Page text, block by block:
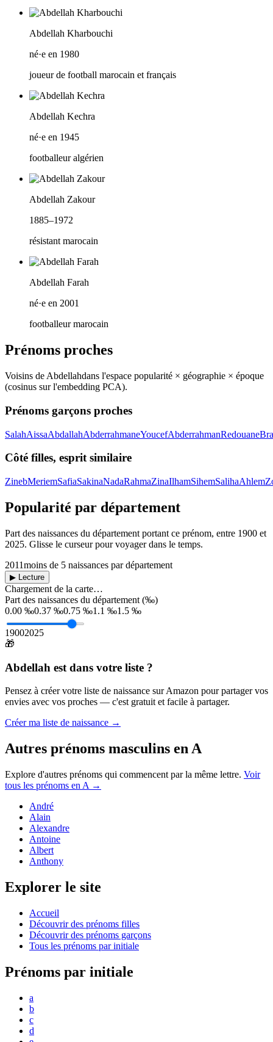
Abdellah Kharbouchi
né·e en 1980
joueur de football marocain et français
Abdellah Kechra
né·e en 1945
footballeur algérien
Abdellah Zakour
1885–1972
résistant marocain
Abdellah Farah
né·e en 2001
footballeur marocain
Prénoms proches
Voisins de Abdellahdans l'espace popularité × géographie × époque
(cosinus sur l'embedding PCA).
Prénoms garçons proches
SalahAissaAbdallahAbderrahmaneYoucefAbderrahmanRedouane
Côté filles, esprit similaire
ZinebMeriemSafiaSakinaNadaRahmaZinaIlhamSihemSalihaAhlem
Popularité par département
Part des naissances du département portant ce prénom, entre 1900 et
2025. Glisse le curseur pour voyager dans le temps.
2011moins de 5 naissances par département
▶ Lecture
Chargement de la carte…
Part des naissances du département (‰)
0.00 ‰0.37 ‰0.75 ‰1.1 ‰1.5 ‰
19002025
🎁
Abdellah est dans votre liste ?
Pensez à créer votre liste de naissance sur Amazon pour partager vos
envies avec vos proches — c'est gratuit et facile à partager.
Créer ma liste de naissance →
Autres prénoms masculins en A
Explore d'autres prénoms qui commencent par la même lettre. Voir
tous les prénoms en A →
André
Alain
Alexandre
Antoine
Albert
Anthony
Explorer le site
Accueil
Découvrir des prénoms filles
Découvrir des prénoms garçons
Tous les prénoms par initiale
Prénoms par initiale
a
b
c
d